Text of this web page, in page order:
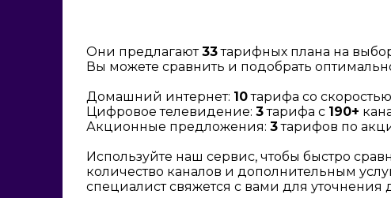
Они предлагают33тарифных плана на
Вы можете сравнить и подобрать
Домашний интернет: 10тарифа со
Цифровое телевидение: 3тарифа с 190+
Акционные предложения: 3тарифов по
Используйте наш сервис, чтобы быстро
количество каналов и дополнительным
специалист свяжется с вами для уточнения